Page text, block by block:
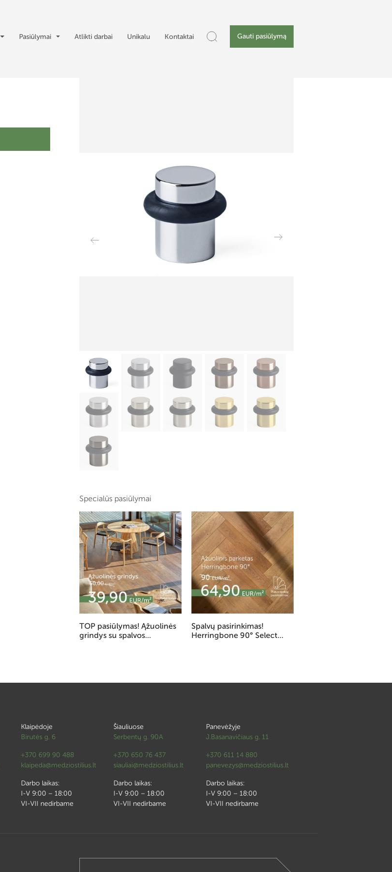
Pasiūlymai Atlikti darbai Unikalu Kontaktai Gauti pasiūlymą
Specialūs pasiūlymai
TOP pasiūlymas! Ąžuolinės
grindys su spalvos
Spalvų pasirinkimas!
Herringbone 90° Select
Klaipėdoje
Birutės g. 6
+370 699 90 488
klaipeda@medziostilius.lt
Darbo laikas:
I-V 9:00 – 18:00
VI-VII nedirbame
Šiauliuose
Serbentų g. 90A
+370 650 76 437
siauliai@medziostilius.lt
Darbo laikas:
I-V 9:00 – 18:00
VI-VII nedirbame
Panevėžyje
J.Basanavičiaus g. 11
+370 611 14 880
panevezys@medziostilius.lt
Darbo laikas:
I-V 9:00 – 18:00
VI-VII nedirbame